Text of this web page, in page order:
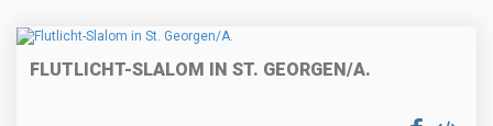
FLUTLICHT-SLALOM IN ST. GEORGEN/A.